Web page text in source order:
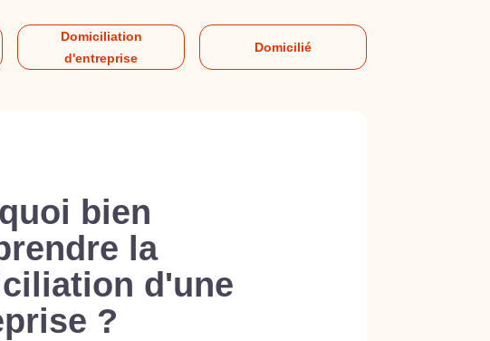
Domiciliation
d'entreprise
Domicilié
bien
la
d'une
?